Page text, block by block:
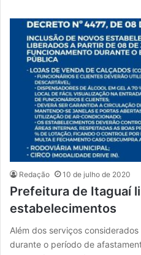
Redação 10 de julho de 2020
Prefeitura de Itaguaí
estabelecimentos
Além dos serviços
durante o período de